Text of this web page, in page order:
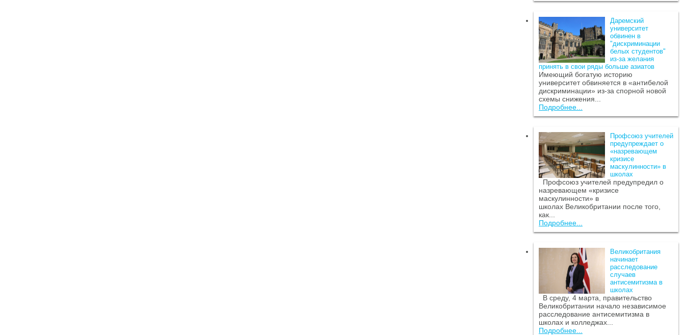
Даремский
университет
обвинен в
"дискриминации
белых студентов"
из-за желания
принять в свои ряды больше азиатов
Имеющий богатую историю
университет обвиняется в «антибелой
дискриминации» из-за спорной новой
схемы снижения...
Подробнее...
Профсоюз учителей
предупреждает о
«назревающем
кризисе
маскулинности» в
школах
Профсоюз учителей предупредил о
назревающем «кризисе
маскулинности» в
школах Великобритании после того,
как...
Подробнее...
Великобритания
начинает
расследование
случаев
антисемитизма в
школах
В среду, 4 марта, правительство
Великобритании начало независимое
расследование антисемитизма в
школах и колледжах...
Подробнее...